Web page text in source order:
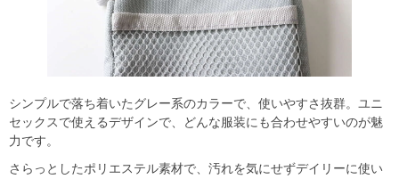
シンプルで落ち着いたグレー系のカラーで、使いやすさ抜群。ユニ
セックスで使えるデザインで、どんな服装にも合わせやすいのが魅
力です。
さらっとしたポリエステル素材で、汚れを気にせずデイリーに使い